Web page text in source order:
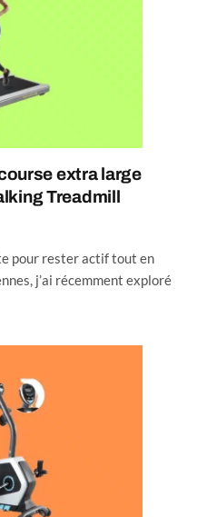
extra large
Treadmill
pour rester actif tout en
j’ai récemment exploré